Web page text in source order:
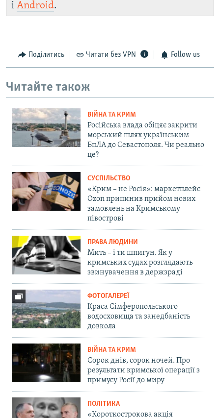
і Android.
Поділитись Читати без VPN Follow us
Читайте також
ВІЙНА ТА КРИМ
Російська влада обіцяє закрити
морський шлях українським
БпЛА до Севастополя. Чи реально
це?
СУСПІЛЬСТВО
«Крим – не Росія»: маркетплейс
Ozon припинив прийом нових
замовлень на Кримському
півострові
ПРАВА ЛЮДИНИ
Мить – і ти шпигун. Як у
кримських судах розглядають
звинувачення в держзраді
ФОТОГАЛЕРЕЇ
Краса Сімферопольського
водосховища та занедбаність
довкола
ВІЙНА ТА КРИМ
Сорок днів, сорок ночей. Про
результати кримської операції з
примусу Росії до миру
ПОЛІТИКА
«Короткострокова акція